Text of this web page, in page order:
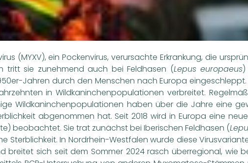
(MYXV), ein Pockenvirus, verursachte Erkrankung, die
tritt sie zunehmend auch bei Feldhasen (Lepus europaeus)
Jahren durch den Menschen nach Europa eingeschleppt.
in Wildkaninchenpopulationen verbreitet.
Wildkaninchenpopulationen haben über die Jahre eine
abgenommen hat. Seit 2018 wird in Europa eine
beobachtet. Sie trat zunächst bei Iberischen Feldhasen (
In Nordrhein-Westfalen wurde diese
breitet sich seit dem Sommer 2024 rasch überregional, wie